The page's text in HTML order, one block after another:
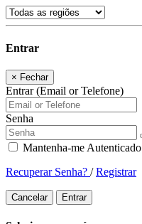
Entrar
× Fechar
Entrar (Email or Telefone)
Senha
Mantenha-me Autenticado
Recuperar Senha? /Registrar
Cancelar Entrar